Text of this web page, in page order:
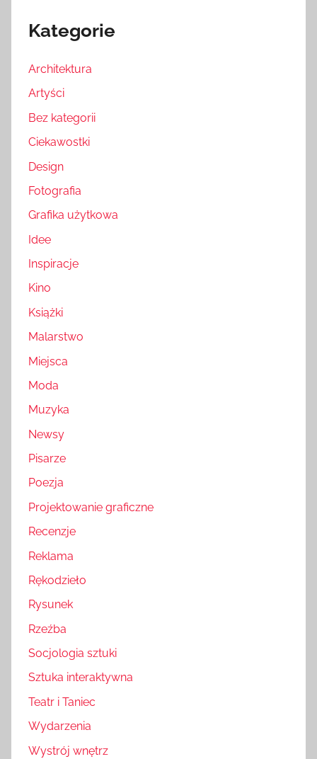
Kategorie
Architektura
Artyści
Bez kategorii
Ciekawostki
Design
Fotografia
Grafika użytkowa
Idee
Inspiracje
Kino
Książki
Malarstwo
Miejsca
Moda
Muzyka
Newsy
Pisarze
Poezja
Projektowanie graficzne
Recenzje
Reklama
Rękodzieło
Rysunek
Rzeźba
Socjologia sztuki
Sztuka interaktywna
Teatr i Taniec
Wydarzenia
Wystrój wnętrz